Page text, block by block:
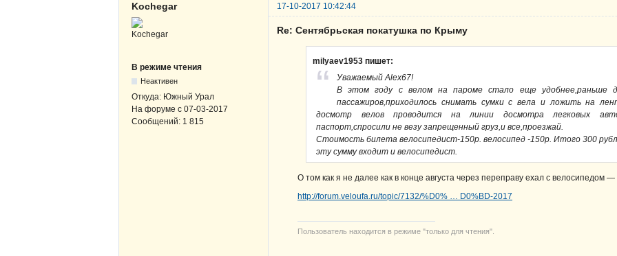
Kochegar 17-10-2017 10:42:44
В режиме чтения
Неактивен
Откуда: Южный Урал
На форуме с 07-03-2017
Сообщений: 1 815
Re: Сентябрьская покатушка по Крыму
milyaev1953 пишет:
Уважаемый Alex67!
В этом году с велом на пароме стало еще удобнее,раньше
пассажиров,приходилось снимать сумки с вела и ложить на
досмотр велов проводится на линии досмотра легковых
паспорт,спросили не везу запрещенный груз,и все,проезжай.
Стоимость билета велосипедист-150р. велосипед -150р. Итого 300
эту сумму входит и велосипедист.
О том как я не далее как в конце августа через переправу ехал с велосипедом —
http://forum.veloufa.ru/topic/7132/%D0% … D0%BD-2017
Пользователь находится в режиме "только для чтения".